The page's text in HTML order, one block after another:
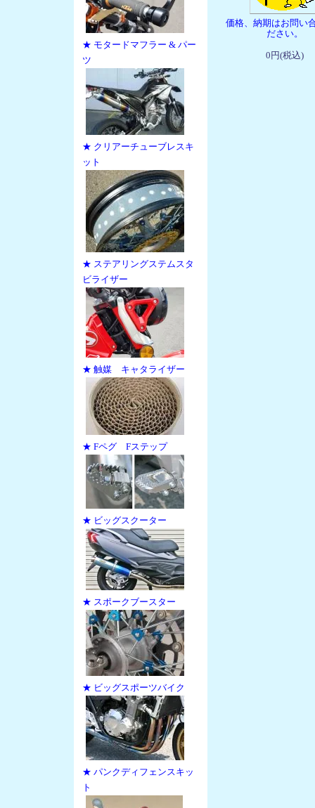
★ モタードマフラー & パー
ツ
★ クリアーチューブレスキ
ット
★ ステアリングステムスタ
ビライザー
★ 触媒 キャタライザー
★ Fペグ Fステップ
★ ビッグスクーター
★ スポークブースター
★ ビッグスポーツバイク
★ パンクディフェンスキッ
ト
価格、納期はお問い
ださい。
0円(税込)